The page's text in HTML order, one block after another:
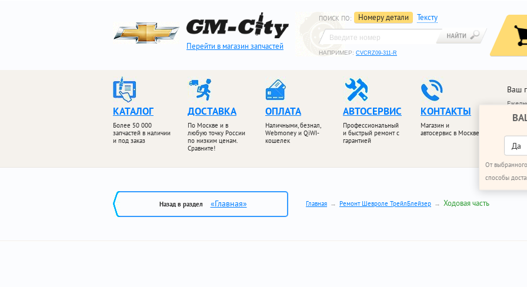
Перейти в магазин запчастей
ПОИСК ПО: Номеру детали Тексту
НАПРИМЕР: CVCRZ09-311-R
КАТАЛОГ
Более 50 000
запчастей в наличии
и под заказ
ДОСТАВКА
По Москве и в
любую точку России
по низким ценам.
Сравните!
ОПЛАТА
Наличными, безнал,
Webmoney и QiWI-
кошелек
АВТОСЕРВИС
Профессиональный
и быстрый ремонт с
гарантией
КОНТАКТЫ
Магазин и
автосервис в Москве
Ваш
Да
От
способы
+7
Назад в раздел «Главная» Главная Ремонт Шевроле ТрейлБлейзер Ходовая часть